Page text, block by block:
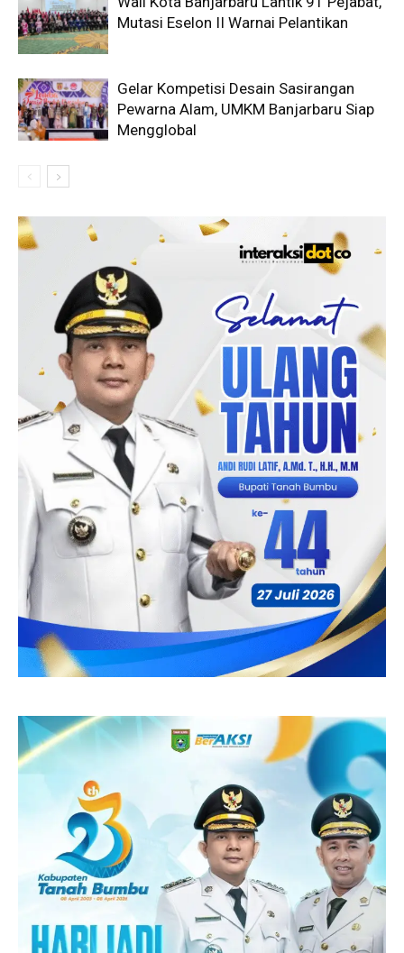
Mutasi Eselon II Warnai Pelantikan
Gelar Kompetisi Desain Sasirangan
Pewarna Alam, UMKM Banjarbaru Siap
Mengglobal